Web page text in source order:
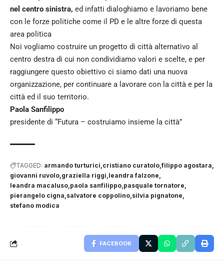
nel centro sinistra, ed infatti dialoghiamo e lavoriamo bene
con le forze politiche come il PD e le altre forze di questa
area politica
Noi vogliamo costruire un progetto di città alternativo al
centro destra di cui non condividiamo valori e scelte, e per
raggiungere questo obiettivo ci siamo dati una nuova
organizzazione, per continuare a lavorare con la città e per la
città ed il suo territorio.
Paola Sanfilippo
presidente di “Futura – costruiamo insieme la città”
TAGGED: armando turturici cristiano curatolo filippo agostara
giovanni ruvolo graziella riggi leandra falzone
leandra macaluso paola sanfilippo pasquale tornatore
pierangelo cigna salvatore coppolino silvia pignatone
stefano modica
FACEBOOK